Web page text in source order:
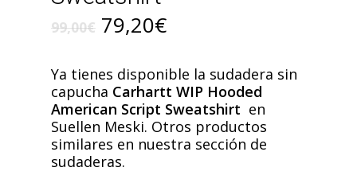
99,00€ El
original
era:
99,00€.
79,20€El
actual
es:
79,20€.
Ya tienes disponible la sudadera sin
capucha Carhartt WIP Hooded
American Script Sweatshirt en
Suellen Meski. Otros productos
similares en nuestra sección de
sudaderas.